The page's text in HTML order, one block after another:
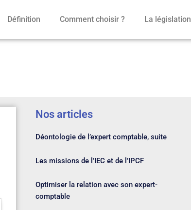
Définition Comment choisir ? La législation
Nos articles
Déontologie de l’expert comptable, suite
Les missions de l’IEC et de l’IPCF
Optimiser la relation avec son expert-
comptable